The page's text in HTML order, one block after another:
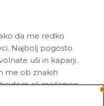
da me redko
Najbolj pogosto
uši in kaparji.
me ob znakih
ali mešanico